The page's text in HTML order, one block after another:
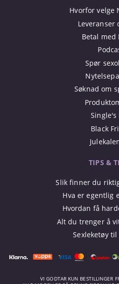
Hvorfor velge
Leveranser
Betal med
Spør
Søknad om
Single's
Black
TIPS &
Slik finner du
Hva er egentlig
Hvordan få
Alt du trenger å
Sexleketøy
VI GODTAR KUN BESTILLINGER